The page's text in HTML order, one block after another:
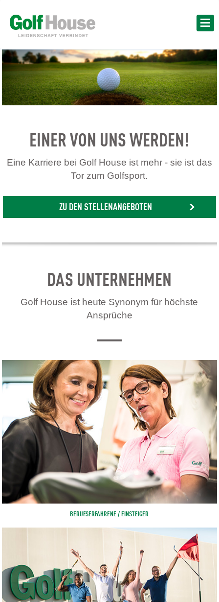
EINER VON UNS WERDEN!
Eine Karriere bei Golf House ist mehr - sie ist das
Tor zum Golfsport.
ZU DEN STELLENANGEBOTEN
DAS UNTERNEHMEN
Golf House ist heute Synonym für höchste
Ansprüche
BERUFSERFAHRENE / EINSTEIGER